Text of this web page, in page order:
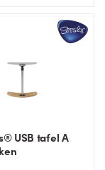
USB tafel A